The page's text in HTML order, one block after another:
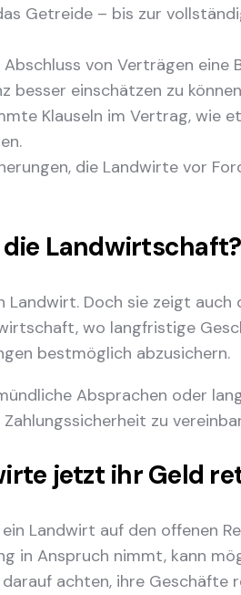
Getreide – bis zur
von Verträgen eine
besser einschätzen zu
Klauseln im Vertrag, wie
die Landwirte vor
Landwirtschaft?
Doch sie zeigt
wo langfristige
bestmöglich abzusichern.
Absprachen oder
zu
jetzt ihr Geld
Landwirt auf den offenen
in Anspruch nimmt, kann
achten, ihre Geschäfte